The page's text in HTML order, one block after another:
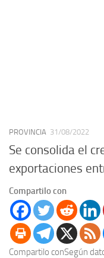
PROVINCIA 31/08/2022
Se consolida el
exportaciones
Compartilo con
Compartilo conSegún